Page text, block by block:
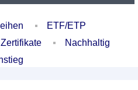
ETF/ETP
Zertifikate
Nachhaltig